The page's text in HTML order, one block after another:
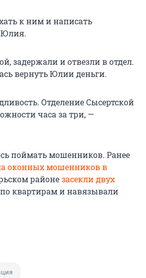
к ним и написать
Юлия.
задержали и отвезли в отдел.
вернуть Юлии деньги.
Отделение Сысертской
часа за три, —
поймать мошенников. Ранее
оконных мошенников в
районезасекли двух
квартирам и навязывали